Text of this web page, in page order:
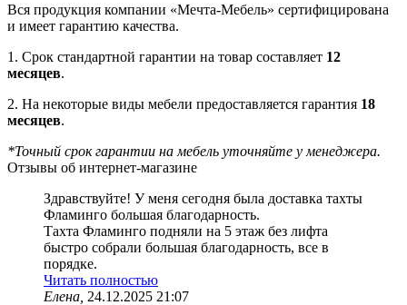
Вся продукция компании «Мечта-Мебель» сертифицирована
и имеет гарантию качества.
1. Срок стандартной гарантии на товар составляет 12
месяцев.
2. На некоторые виды мебели предоставляется гарантия 18
месяцев.
*Точный срок гарантии на мебель уточняйте у менеджера.
Отзывы об интернет-магазине
Здравствуйте! У меня сегодня была доставка тахты
Фламинго большая благодарность.
Тахта Фламинго подняли на 5 этаж без лифта
быстро собрали большая благодарность, все в
порядке.
Читать полностью
Елена, 24.12.2025 21:07